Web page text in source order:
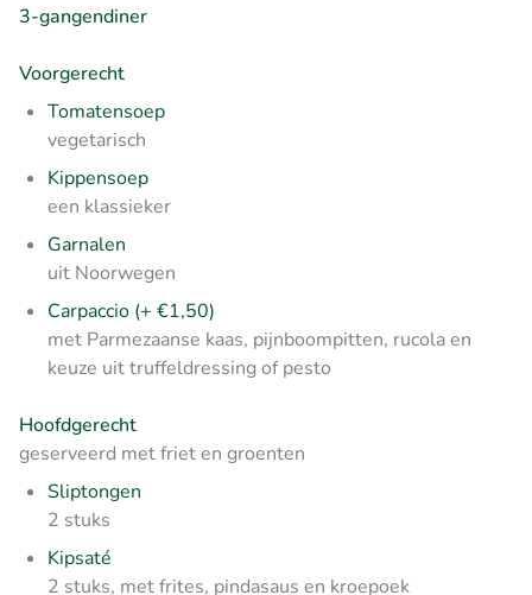
3-gangendiner
Voorgerecht
Tomatensoep
vegetarisch
Kippensoep
een klassieker
Garnalen
uit Noorwegen
Carpaccio (+ €1,50)
met Parmezaanse kaas, pijnboompitten, rucola en
keuze uit truffeldressing of pesto
Hoofdgerecht
geserveerd met friet en groenten
Sliptongen
2 stuks
Kipsaté
2 stuks, met frites, pindasaus en kroepoek